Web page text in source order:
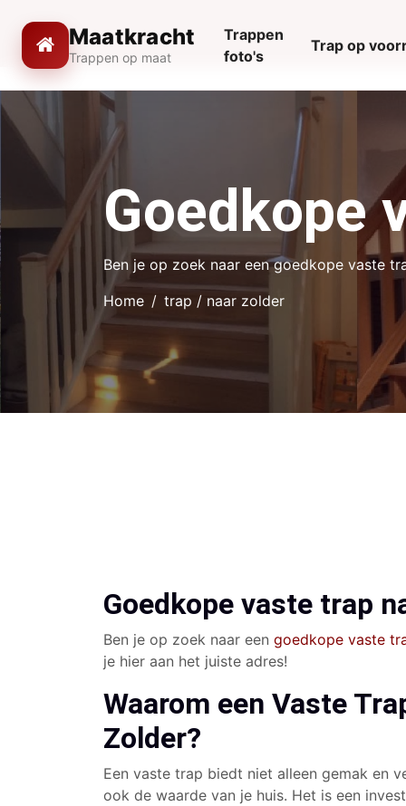
Maatkracht
Trappen op maat
Trappen
foto's
Trap op
Goedkope
Ben je op zoek naar een goedkope vaste
Home
trap / naar zolder
Goedkope vaste trap
Ben je op zoek naar een goedkope vaste
je hier aan het juiste adres!
Waarom een Vaste
Zolder?
Een vaste trap biedt niet alleen gemak en
ook de waarde van je huis. Het is een